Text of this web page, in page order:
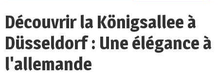
Découvrir la Königsallee à
Düsseldorf : Une élégance à
l'allemande